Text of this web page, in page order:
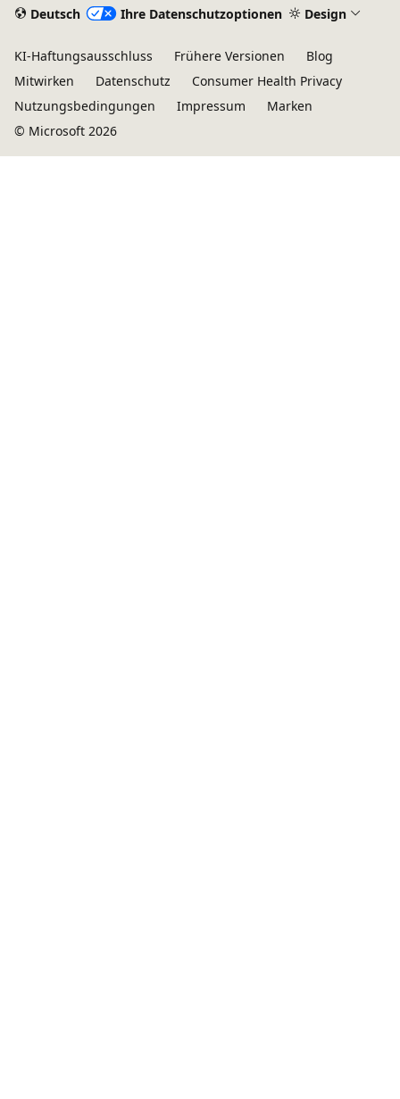
Deutsch Ihre Datenschutzoptionen Design
KI-Haftungsausschluss Frühere Versionen
Blog
Mitwirken
Datenschutz
Consumer Health Privacy
Nutzungsbedingungen
Impressum
Marken
© Microsoft 2026